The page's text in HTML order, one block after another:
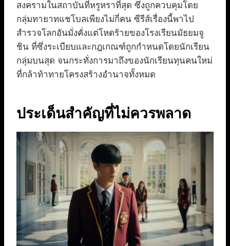
สงครามในสถาบันที่หรูหราที่สุด ซึ่งถูกควบคุมโดย
กลุ่มทายาทแชโบลเพียงไม่กี่คน ซีรีส์เรื่องนี้พาไป
สำรวจโลกอันมั่งคั่งแต่โหดร้ายของโรงเรียนมัธยมจู
ชิน ที่ซึ่งระเบียบและกฎเกณฑ์ถูกกำหนดโดยนักเรียน
กลุ่มบนสุด จนกระทั่งการมาถึงของนักเรียนทุนคนใหม่
ที่กล้าท้าทายโครงสร้างอำนาจทั้งหมด
ประเด็นสำคัญที่ไม่ควรพลาด